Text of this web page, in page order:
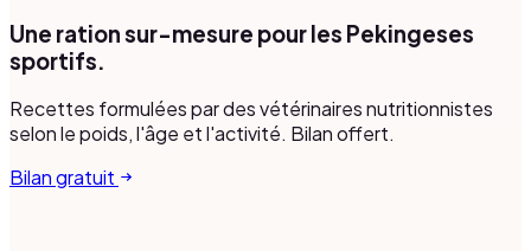
Une ration sur-mesure pour les Pekingeses
sportifs.
Recettes formulées par des vétérinaires nutritionnistes
selon le poids, l'âge et l'activité. Bilan offert.
Bilan gratuit